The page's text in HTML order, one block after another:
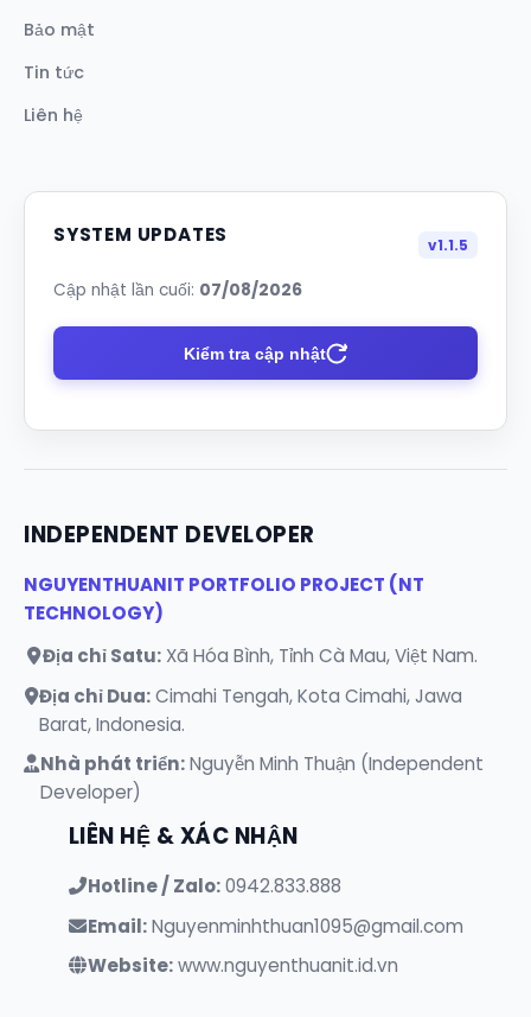
Bảo mật
Tin tức
Liên hệ
SYSTEM UPDATES v1.1.5
Cập nhật lần cuối: 07/08/2026
Kiểm tra cập nhật
✨ Hệ thống đã được làm mới!
Tối ưu hóa tốc độ phản hồi danh mục Tools.
INDEPENDENT DEVELOPER
NGUYENTHUANIT PORTFOLIO PROJECT (NT
TECHNOLOGY)
Địa chỉ Satu: Xã Hóa Bình, Tỉnh Cà Mau, Việt Nam.
Địa chỉ Dua:Cimahi Tengah, Kota Cimahi, Jawa
Barat, Indonesia.
Nhà phát triển:Nguyễn Minh Thuận (Independent
Developer)
LIÊN HỆ & XÁC NHẬN
Hotline / Zalo:0942.833.888
Email:Nguyenminhthuan1095@gmail.com
Website:www.nguyenthuanit.id.vn